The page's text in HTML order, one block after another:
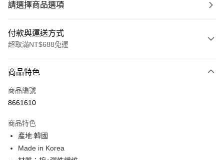
請選擇商品選項
付款與運送方式
超取滿NT$688免運
信用卡一次付款
超商取貨付款
Apple Pay
街口支付
商品特色
商品編號
8661610
商品特色
產地:韓國
Made in Korea